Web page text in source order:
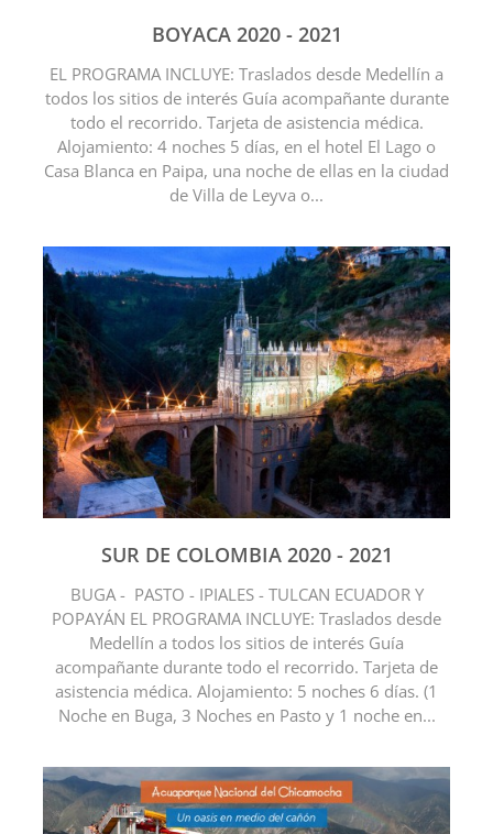
BOYACA 2020 - 2021
EL PROGRAMA INCLUYE: Traslados desde Medellín a
todos los sitios de interés Guía acompañante durante
todo el recorrido. Tarjeta de asistencia médica.
Alojamiento: 4 noches 5 días, en el hotel El Lago o
Casa Blanca en Paipa, una noche de ellas en la ciudad
de Villa de Leyva o...
SUR DE COLOMBIA 2020 - 2021
BUGA - PASTO - IPIALES - TULCAN ECUADOR Y
POPAYÁN EL PROGRAMA INCLUYE: Traslados desde
Medellín a todos los sitios de interés Guía
acompañante durante todo el recorrido. Tarjeta de
asistencia médica. Alojamiento: 5 noches 6 días. (1
Noche en Buga, 3 Noches en Pasto y 1 noche en...